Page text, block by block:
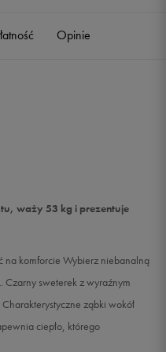
Opinie
waży 53 kg i prezentuje
na komforcie Wybierz niebanalną
Czarny sweterek z wyraźnym
ząbki wokół
ciepło, którego